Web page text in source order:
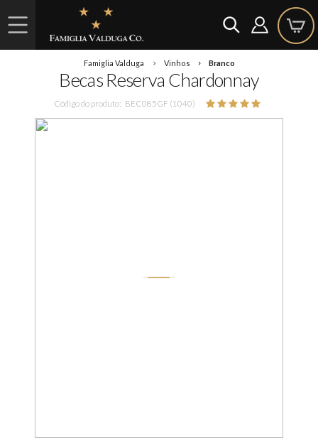
Famiglia Valduga Vinhos Branco
Becas Reserva Chardonnay
Código do produto: BEC085GF (1040)